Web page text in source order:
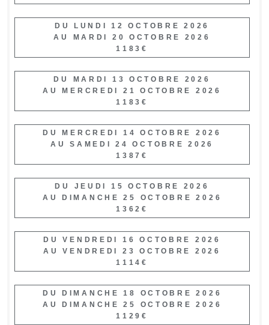
DU LUNDI 12 OCTOBRE 2026
AU MARDI 20 OCTOBRE 2026
1183€
DU MARDI 13 OCTOBRE 2026
AU MERCREDI 21 OCTOBRE 2026
1183€
DU MERCREDI 14 OCTOBRE 2026
AU SAMEDI 24 OCTOBRE 2026
1387€
DU JEUDI 15 OCTOBRE 2026
AU DIMANCHE 25 OCTOBRE 2026
1362€
DU VENDREDI 16 OCTOBRE 2026
AU VENDREDI 23 OCTOBRE 2026
1114€
DU DIMANCHE 18 OCTOBRE 2026
AU DIMANCHE 25 OCTOBRE 2026
1129€